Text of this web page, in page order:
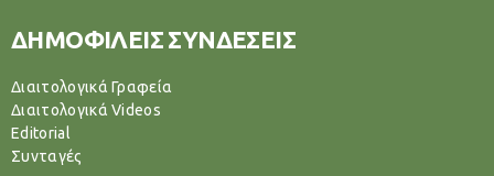
ΔΗΜΟΦΙΛΕΙΣ ΣΥΝΔΕΣΕΙΣ
Διαιτολογικά Γραφεία
Διαιτολογικά Videos
Editorial
Συνταγές